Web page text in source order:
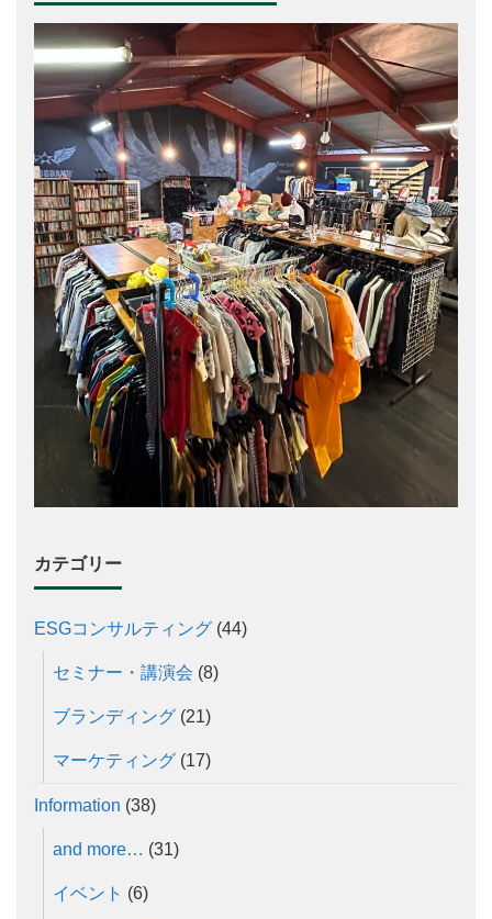
カテゴリー
ESGコンサルティング (44)
セミナー・講演会 (8)
ブランディング (21)
マーケティング (17)
Information (38)
and more… (31)
イベント (6)